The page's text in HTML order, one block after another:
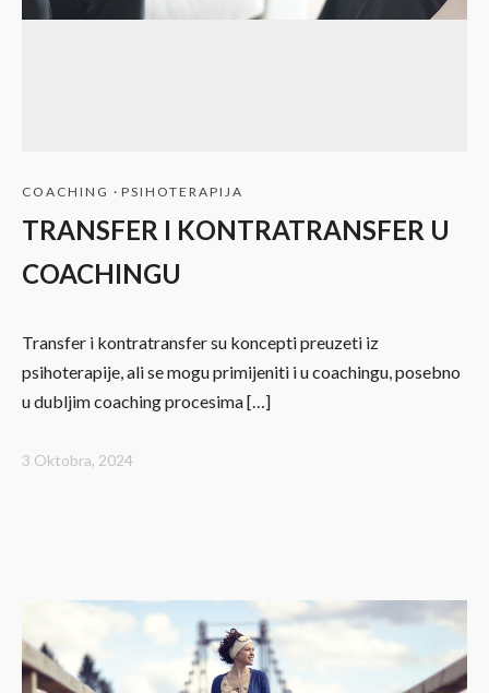
COACHING · PSIHOTERAPIJA
TRANSFER I KONTRATRANSFER U
COACHINGU
Transfer i kontratransfer su koncepti preuzeti iz
psihoterapije, ali se mogu primijeniti i u coachingu, posebno
u dubljim coaching procesima […]
3 Oktobra, 2024